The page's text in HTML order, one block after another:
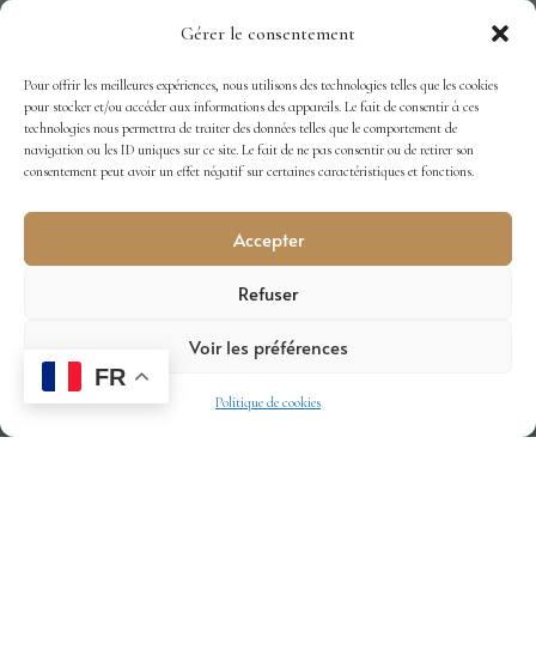
Gérer le consentement
Pour offrir les meilleures expériences, nous utilisons des technologies telles que les cookies
pour stocker et/ou accéder aux informations des appareils. Le fait de consentir à ces
technologies nous permettra de traiter des données telles que le comportement de
navigation ou les ID uniques sur ce site. Le fait de ne pas consentir ou de retirer son
consentement peut avoir un effet négatif sur certaines caractéristiques et fonctions.
Accepter
Refuser
Voir les préférences
Politique de cookies
Mentions légales C.G.V Cookies
© 2026 · CHÂTEAU LABASTIDE ORLIAC, TOUS DROITS
RÉSERVÉS.
RÉALISATION KERNEL
FR